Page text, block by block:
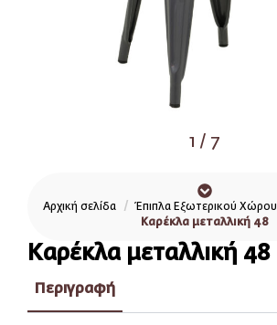
1 / 7
Αρχική σελίδα Έπιπλα Εξωτερικού Χώρου
Καρέκλα μεταλλική 48
Καρέκλα μεταλλική 48
Περιγραφή